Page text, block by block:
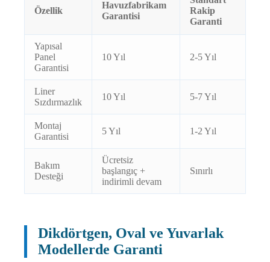
Özellik
Havuzfabrikam
Garantisi
Rakip
Garanti
Yapısal
Panel
Garantisi
10 Yıl 2-5 Yıl
Liner
Sızdırmazlık
10 Yıl 5-7 Yıl
Montaj
Garantisi
5 Yıl 1-2 Yıl
Bakım
Desteği
Ücretsiz
başlangıç +
indirimli devam
Sınırlı
Dikdörtgen, Oval ve Yuvarlak
Modellerde Garanti